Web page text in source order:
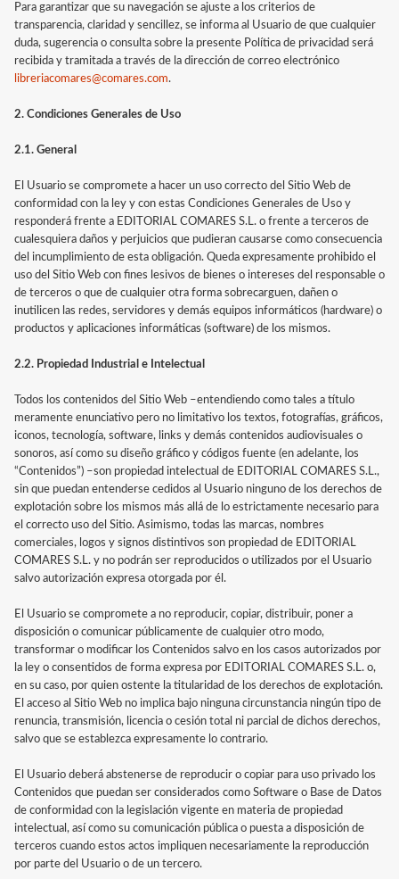
Para garantizar que su navegación se ajuste a los criterios de
transparencia, claridad y sencillez, se informa al Usuario de que cualquier
duda, sugerencia o consulta sobre la presente Política de privacidad será
recibida y tramitada a través de la dirección de correo electrónico
libreriacomares@comares.com.
2. Condiciones Generales de Uso
2.1. General
El Usuario se compromete a hacer un uso correcto del Sitio Web de
conformidad con la ley y con estas Condiciones Generales de Uso y
responderá frente a EDITORIAL COMARES S.L. o frente a terceros de
cualesquiera daños y perjuicios que pudieran causarse como consecuencia
del incumplimiento de esta obligación. Queda expresamente prohibido el
uso del Sitio Web con fines lesivos de bienes o intereses del responsable o
de terceros o que de cualquier otra forma sobrecarguen, dañen o
inutilicen las redes, servidores y demás equipos informáticos (hardware) o
productos y aplicaciones informáticas (software) de los mismos.
2.2. Propiedad Industrial e Intelectual
Todos los contenidos del Sitio Web –entendiendo como tales a título
meramente enunciativo pero no limitativo los textos, fotografías, gráficos,
iconos, tecnología, software, links y demás contenidos audiovisuales o
sonoros, así como su diseño gráfico y códigos fuente (en adelante, los
“Contenidos”) –son propiedad intelectual de EDITORIAL COMARES S.L.,
sin que puedan entenderse cedidos al Usuario ninguno de los derechos de
explotación sobre los mismos más allá de lo estrictamente necesario para
el correcto uso del Sitio. Asimismo, todas las marcas, nombres
comerciales, logos y signos distintivos son propiedad de EDITORIAL
COMARES S.L. y no podrán ser reproducidos o utilizados por el Usuario
salvo autorización expresa otorgada por él.
El Usuario se compromete a no reproducir, copiar, distribuir, poner a
disposición o comunicar públicamente de cualquier otro modo,
transformar o modificar los Contenidos salvo en los casos autorizados por
la ley o consentidos de forma expresa por EDITORIAL COMARES S.L. o,
en su caso, por quien ostente la titularidad de los derechos de explotación.
El acceso al Sitio Web no implica bajo ninguna circunstancia ningún tipo de
renuncia, transmisión, licencia o cesión total ni parcial de dichos derechos,
salvo que se establezca expresamente lo contrario.
El Usuario deberá abstenerse de reproducir o copiar para uso privado los
Contenidos que puedan ser considerados como Software o Base de Datos
de conformidad con la legislación vigente en materia de propiedad
intelectual, así como su comunicación pública o puesta a disposición de
terceros cuando estos actos impliquen necesariamente la reproducción
por parte del Usuario o de un tercero.